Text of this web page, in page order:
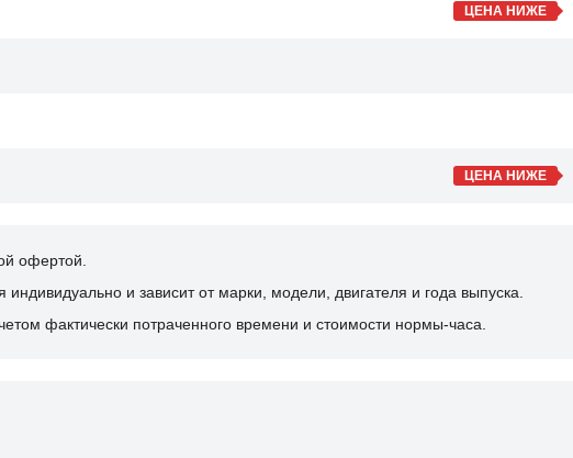
ЦЕНА НИЖЕ
ЦЕНА НИЖЕ
офертой.
и зависит от марки, модели, двигателя и года выпуска.
фактически потраченного времени и стоимости нормы-часа.